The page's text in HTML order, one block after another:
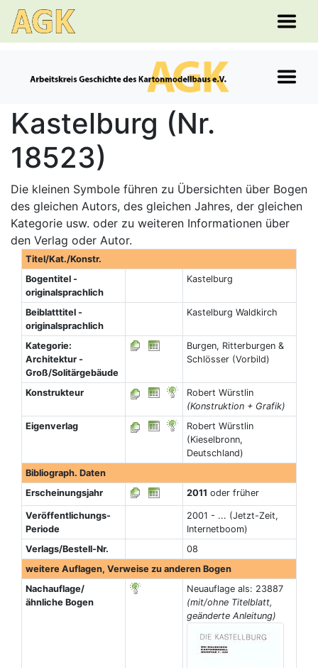
Kastelburg (Nr.
18523)
Die kleinen Symbole führen zu Übersichten über Bogen
des gleichen Autors, des gleichen Jahres, der gleichen
Kategorie usw. oder zu weiteren Informationen über
den Verlag oder Autor.
Titel/Kat./Konstr.
Bogentitel -
originalsprachlich
Kastelburg
Beiblatttitel -
originalsprachlich
Kastelburg Waldkirch
Kategorie:
Architektur -
Groß/Solitärgebäude
Burgen, Ritterburgen &
Schlösser (Vorbild)
Konstrukteur
Robert Würstlin
(Konstruktion + Grafik)
Eigenverlag
Robert Würstlin
(Kieselbronn,
Deutschland)
Bibliograph. Daten
Erscheinungsjahr
2011 oder früher
Veröffentlichungs-
Periode
2001 - ... (Jetzt-Zeit,
Internetboom)
Verlags/Bestell-Nr.
08
weitere Auflagen, Verweise zu anderen Bogen
Nachauflage/
ähnliche Bogen
Neuauflage als: 23887
(mit/ohne Titelblatt,
geänderte Anleitung)